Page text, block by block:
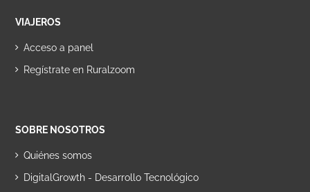
VIAJEROS
Acceso a panel
Regístrate en Ruralzoom
SOBRE NOSOTROS
Quiénes somos
DigitalGrowth - Desarrollo Tecnológico